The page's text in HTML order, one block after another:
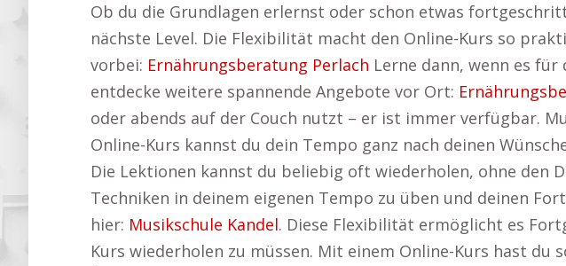
Ob du die Grundlagen erlernst oder schon etwas
nächste Level. Die Flexibilität macht den Online-Kurs so
vorbei: Ernährungsberatung Perlach Lerne dann, wenn es
entdecke weitere spannende Angebote vor Ort:
oder abends auf der Couch nutzt – er ist immer verfügbar.
Online-Kurs kannst du dein Tempo ganz nach deinen
Die Lektionen kannst du beliebig oft wiederholen, ohne den
Techniken in deinem eigenen Tempo zu üben und deinen
hier: Musikschule Kandel. Diese Flexibilität ermöglicht es
Kurs wiederholen zu müssen. Mit einem Online-Kurs hast